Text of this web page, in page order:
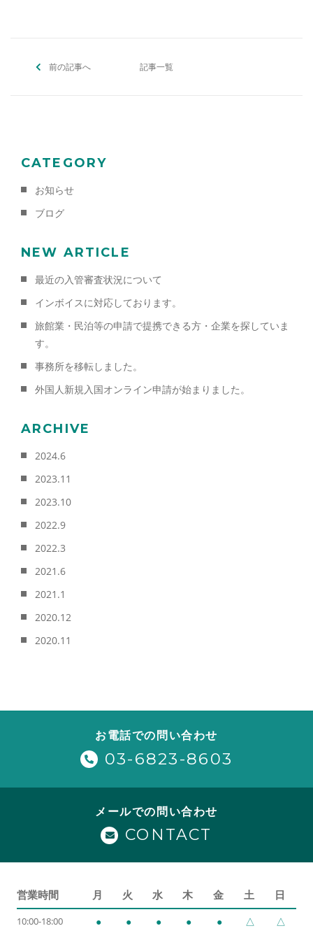
o
前の記事へ 記事一覧
CATEGORY
お知らせ
ブログ
NEW ARTICLE
最近の入管審査状況について
インボイスに対応しております。
旅館業・民泊等の申請で提携できる方・企業を探していま
す。
事務所を移転しました。
外国人新規入国オンライン申請が始まりました。
ARCHIVE
2024.6
2023.11
2023.10
2022.9
2022.3
2021.6
2021.1
2020.12
2020.11
お電話での問い合わせ
03-6823-8603
メールでの問い合わせ
CONTACT
営業時間 月 火 水 木 金 土 日
10:00-18:00 ● ● ● ● ● △ △